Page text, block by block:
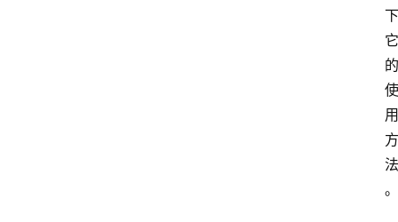
下
它
的
使
用
方
法
。